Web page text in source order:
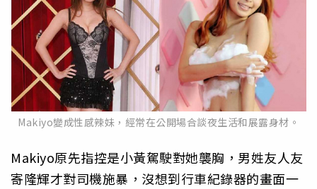
Makiyo變成性感辣妹，經常在公開場合談夜生活和展露身材。
Makiyo原先指控是小黃駕駛對她襲胸，男姓友人友
寄隆輝才對司機施暴，沒想到行車紀錄器的畫面一